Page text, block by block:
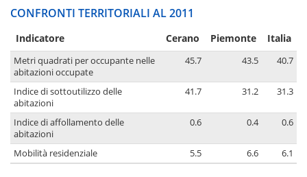
CONFRONTI TERRITORIALI AL 2011
Indicatore Cerano Piemonte Italia
Metri quadrati per occupante nelle
abitazioni occupate
45.7 43.5 40.7
Indice di sottoutilizzo delle
abitazioni
41.7 31.2 31.3
Indice di affollamento delle
abitazioni
0.6 0.4 0.6
Mobilità residenziale 5.5 6.6 6.1